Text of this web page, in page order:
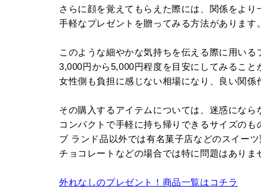
さらに顔を覚えてもらえた際には、関係をより
手軽なプレゼントを贈ってみる方法があります。
このような細やかな気持ちを伝える際に用いる
3,000円から5,000円程度を目安にしてみること
女性側も負担に感じない相場になり、良い関係
その購入するアイテムについては、迷惑になら
コンパクトで手軽に持ち帰りできるサイズのも
ブ ランド品以外では有名菓子店などのスイーツ
チョコレートなどの場合では特に問題はありま
外れなしのプレゼント！商品一覧はコチラ